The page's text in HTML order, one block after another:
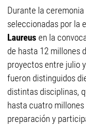
Durante la
seleccionadas por la
Laureus en la
de hasta 12 millones
proyectos entre julio
fueron distinguidos
distintas disciplinas,
hasta cuatro
preparación y